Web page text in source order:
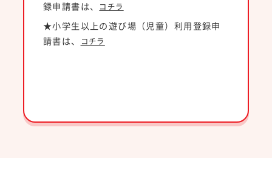
録申請書は、
コチラ
★小学生以上の遊び場（児童）利用登録申
請書は、
コチラ